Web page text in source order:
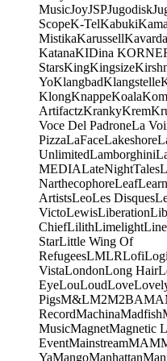
MusicJoyJSPJugodisk
ScopeK-TelKabuki
MistikaKarussell
KatanaKIDina
StarsKingKingsize
YoKlangbadKlangstelle
KlongKnappeKoala
ArtifactzKrankyKrem
Voce Del PadroneLa
PizzaLaFaceLakeshore
UnlimitedLamborghini
MEDIALateNightTales
NarthecophoreLeaf
ArtistsLeoLes Disques
VictoLewisLiberation
ChiefLilithLimelightLine
StarLittle Wing Of
RefugeesLMLRLofi
VistaLondonLong Hair
EyeLouLoudLove
PigsM&LM2M2BAMA
RecordMachinaMadfish
MusicMagnetMagnetic
EventMainstreamMAM
YaMangoManhattan